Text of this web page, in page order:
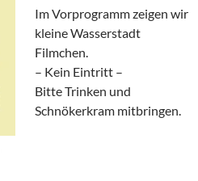
Im Vorprogramm zeigen wir
kleine Wasserstadt
Filmchen.
– Kein Eintritt –
Bitte Trinken und
Schnökerkram mitbringen.